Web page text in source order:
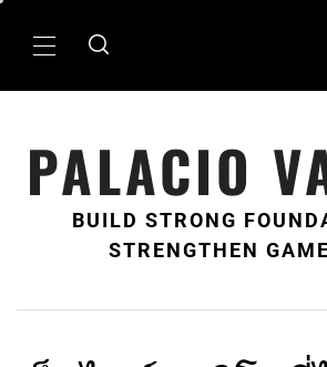
Primary
PALACIO
BUILD STRONG
STRENGTHEN